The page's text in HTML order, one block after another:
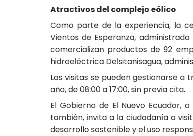
Atractivos del complejo eólico
Como parte de la experiencia, la
Vientos de Esperanza,
comercializan productos de 92
hidroeléctrica Delsitanisagua,
Las visitas se pueden gestionarse a
año, de 08:00 a 17:00, sin previa cita.
El Gobierno de El Nuevo Ecuador,
también, invita a la ciudadanía a
desarrollo sostenible y el uso